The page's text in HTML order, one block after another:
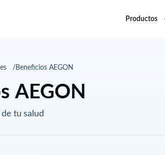
Productos
Beneficios AEGON
AEGON
tu salud